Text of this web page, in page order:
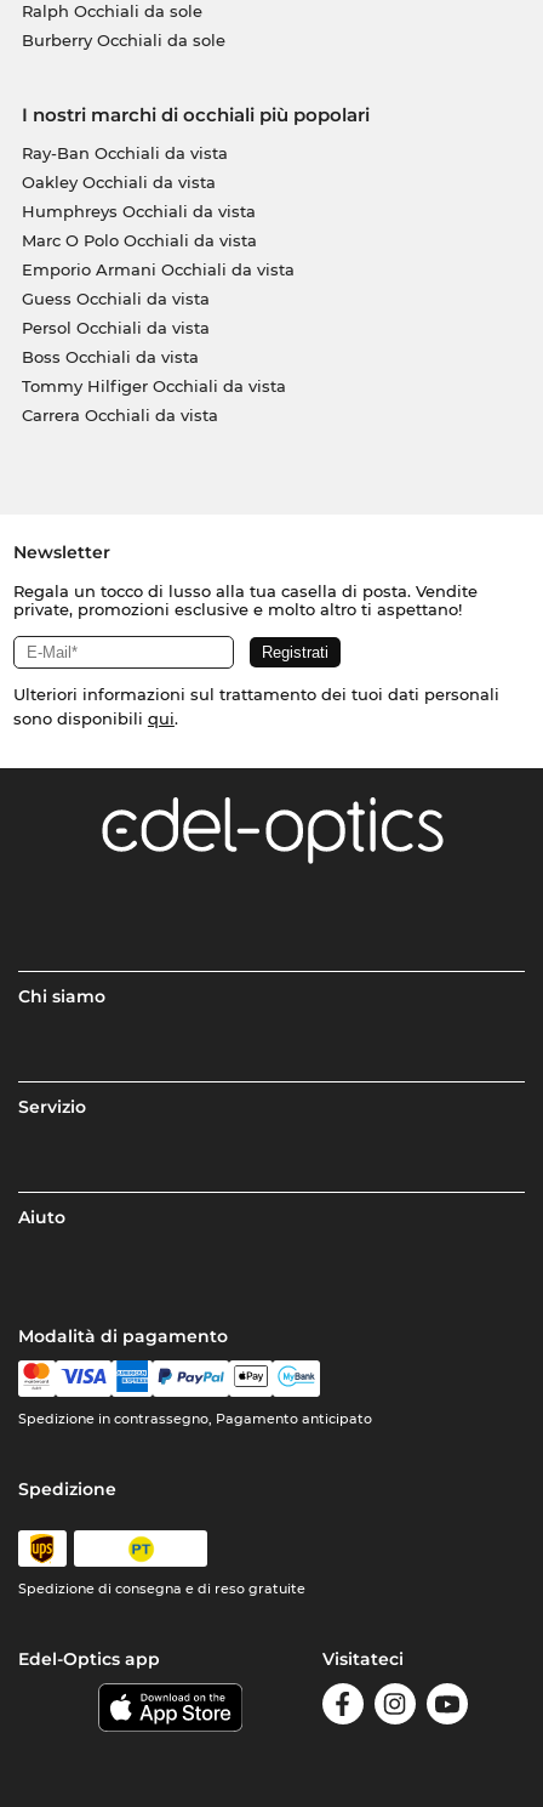
Ralph Occhiali da sole
Burberry Occhiali da sole
I nostri marchi di occhiali più popolari
Ray-Ban Occhiali da vista
Oakley Occhiali da vista
Humphreys Occhiali da vista
Marc O Polo Occhiali da vista
Emporio Armani Occhiali da vista
Guess Occhiali da vista
Persol Occhiali da vista
Boss Occhiali da vista
Tommy Hilfiger Occhiali da vista
Carrera Occhiali da vista
Newsletter
Regala un tocco di lusso alla tua casella di posta. Vendite
private, promozioni esclusive e molto altro ti aspettano!
Ulteriori informazioni sul trattamento dei tuoi dati personali
sono disponibili qui.
Chi siamo
Servizio
Aiuto
Modalità di pagamento
Spedizione in contrassegno, Pagamento anticipato
Spedizione
Spedizione di consegna e di reso gratuite
Edel-Optics app Visitateci